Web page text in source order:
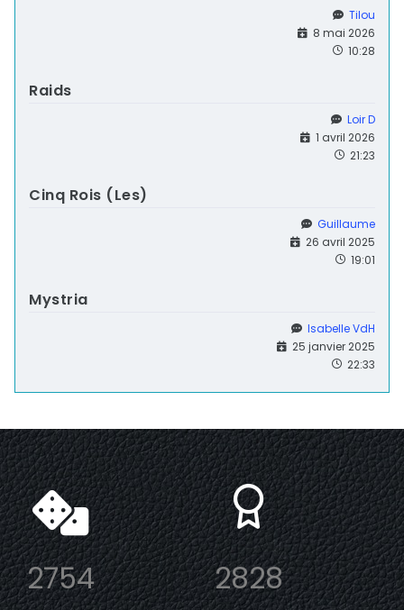
Tilou
8 mai 2026
10:28
Raids
Loir D
1 avril 2026
21:23
Cinq Rois (Les)
Guillaume
26 avril 2025
19:01
Mystria
Isabelle VdH
25 janvier 2025
22:33
2754 2828